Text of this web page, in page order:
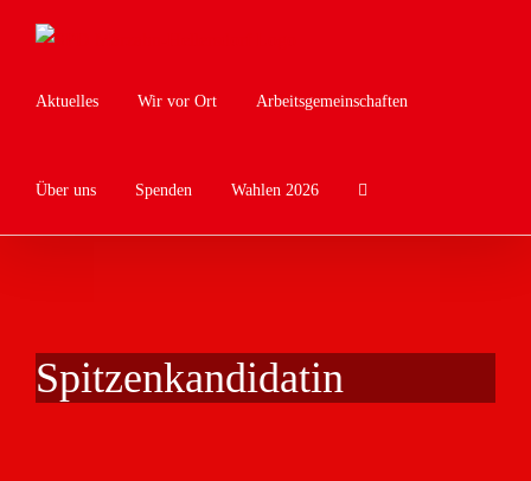
Inhalt
Aktuelles Wir vor Ort Arbeitsgemeinschaften
Über uns Spenden Wahlen 2026
Spitzenkandidatin